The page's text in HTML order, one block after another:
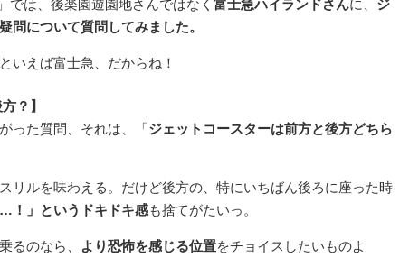
では、後楽園遊園地さんではなく 富士急ハイランドさんに、 ジ
問について質問してみました。
いえば富士急、だからね！
？】
った質問、それは、「ジェットコースターは前方と後方どちら
リルを味わえる。だけど後方の、特にいちばん後ろに座った時
！」というドキドキ感も捨てがたいっ。
るのなら、 より恐怖を感じる位置をチョイスしたいものよ